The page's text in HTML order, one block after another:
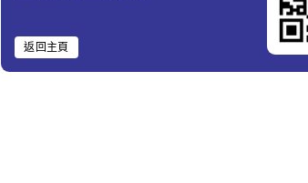
返回主頁